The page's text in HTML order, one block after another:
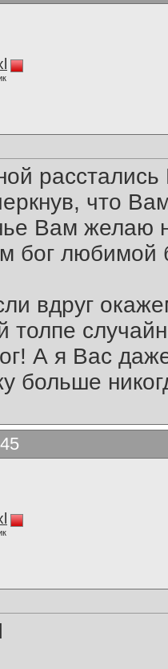
что
Вам желаю
бог любимой
вдруг
толпе
А я Вас
больше